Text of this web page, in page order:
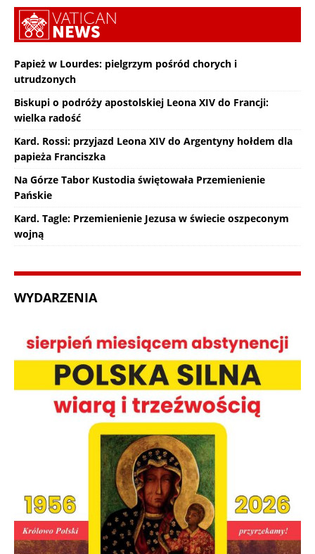
Papież w Lourdes: pielgrzym pośród chorych i
utrudzonych
Biskupi o podróży apostolskiej Leona XIV do Francji:
wielka radość
Kard. Rossi: przyjazd Leona XIV do Argentyny hołdem dla
papieża Franciszka
Na Górze Tabor Kustodia świętowała Przemienienie
Pańskie
Kard. Tagle: Przemienienie Jezusa w świecie oszpeconym
wojną
WYDARZENIA